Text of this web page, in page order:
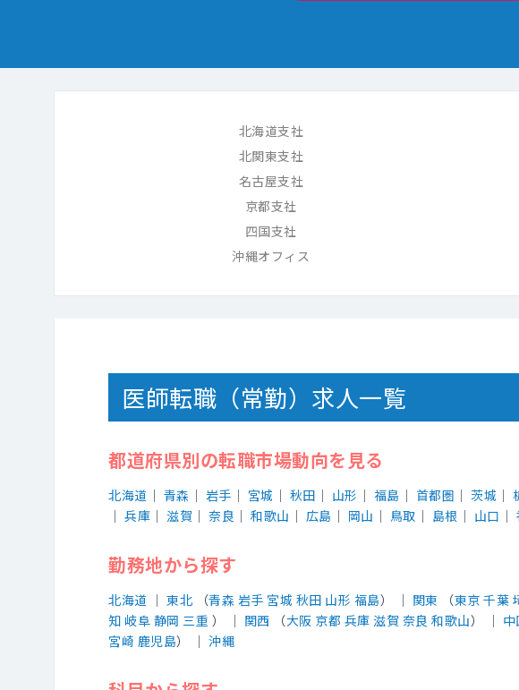
北海道支社
北関東支社
名古屋支社
京都支社
四国支社
沖縄オフィス
医師転職（常勤）求人一覧
都道府県別の転職市場動向を見る
北海道 ｜ 青森 ｜ 岩手 ｜ 宮城 ｜ 秋田 ｜ 山形 ｜ 福島 ｜ 首都圏 ｜ 茨城 ｜
｜ 兵庫 ｜ 滋賀 ｜ 奈良 ｜ 和歌山 ｜ 広島 ｜ 岡山 ｜ 鳥取 ｜ 島根 ｜ 山口 ｜
勤務地から探す
北海道 ｜ 東北 （青森 岩手 宮城 秋田 山形 福島） ｜ 関東 （東京 千葉
知 岐阜 静岡 三重 ） ｜ 関西 （大阪 京都 兵庫 滋賀 奈良 和歌山） ｜ 中
宮崎 鹿児島） ｜ 沖縄